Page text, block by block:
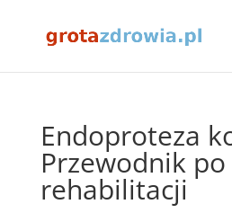
Endoproteza
Przewodnik
rehabilitacji